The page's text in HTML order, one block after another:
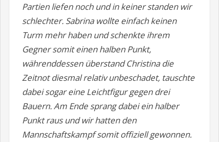
Partien liefen noch und in keiner standen wir
schlechter. Sabrina wollte einfach keinen
Turm mehr haben und schenkte ihrem
Gegner somit einen halben Punkt,
währenddessen überstand Christina die
Zeitnot diesmal relativ unbeschadet, tauschte
dabei sogar eine Leichtfigur gegen drei
Bauern. Am Ende sprang dabei ein halber
Punkt raus und wir hatten den
Mannschaftskampf somit offiziell gewonnen.